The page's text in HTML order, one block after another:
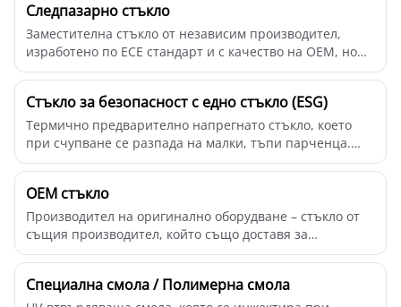
Следпазарно стъкло
Заместителна стъкло от независим производител,
изработено по ECE стандарт и с качество на OEM, но
бе...
Стъкло за безопасност с едно стъкло (ESG)
Термично предварително напрегнато стъкло, което
при счупване се разпада на малки, тъпи парченца.
Оби...
OEM стъкло
Производител на оригинално оборудване – стъкло от
същия производител, който също доставя за
производ...
Специална смола / Полимерна смола